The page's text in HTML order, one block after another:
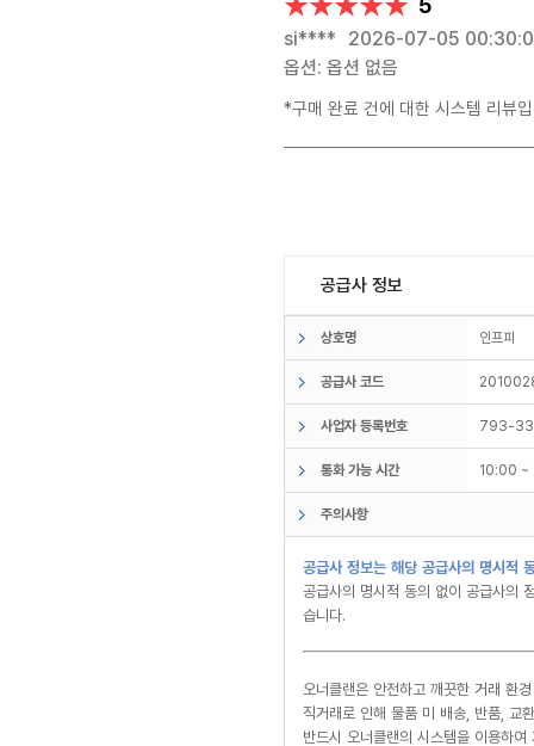
si**** 2026-07-05
옵션: 옵션 없음
*구매 완료 건에 대한 시스템 리뷰
공급사 정보
상호명 인프피
공급사 코드
사업자 등록번호 793-
통화 가능 시간 10:00
주의사항
공급사 정보는 해당 공급사의 명시적
공급사의 명시적 동의 없이 공급사의
습니다.
오너클랜은 안전하고 깨끗한 거래 환
직거래로 인해 물품 미 배송, 반품, 교
반드시 오너클랜의 시스템을 이용하